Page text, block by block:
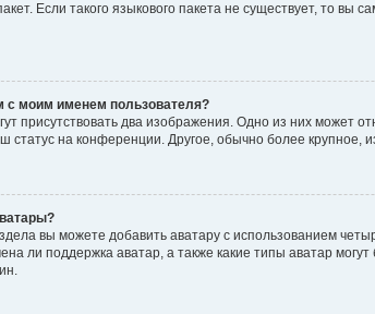
Если такого языкового пакета не существует, то
с моим именем пользователя?
присутствовать два изображения. Одно из них может
на конференции. Другое, обычно более крупное,
вы можете добавить аватару с использованием
ли поддержка аватар, а также какие типы аватар